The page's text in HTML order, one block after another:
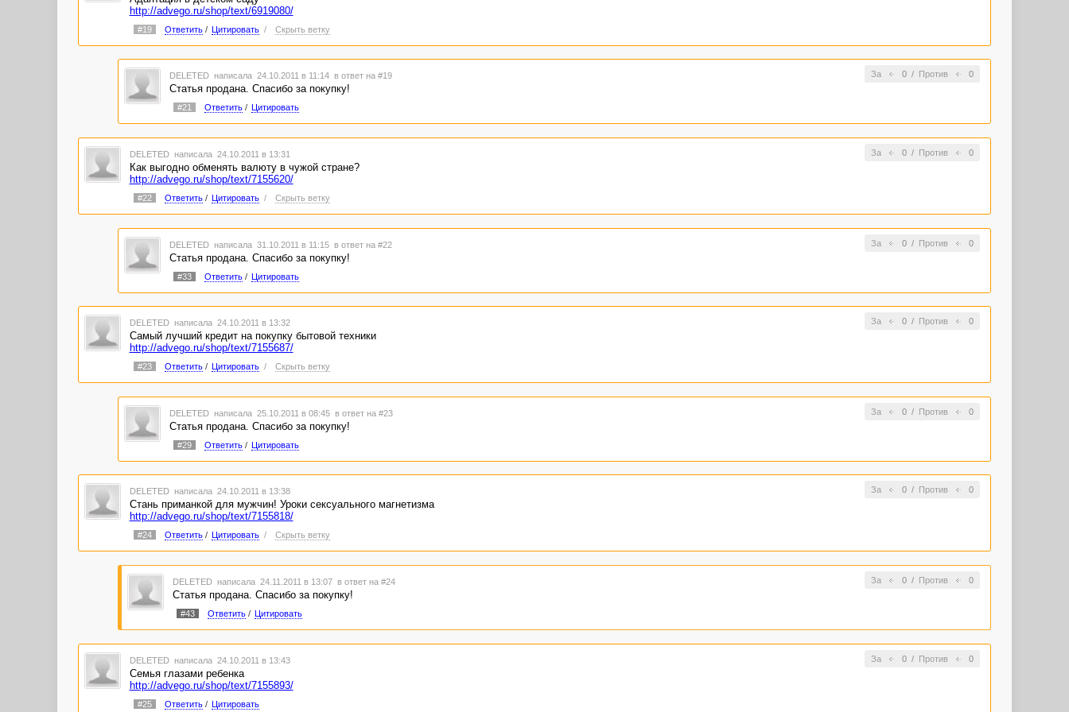
http://advego.ru/shop/text/6919080/
#19 Ответить/ Цитировать / Скрыть ветку
За 0/ Против 0
DELETED написала 24.10.2011 в 11:14 в ответ на #19
Статья продана. Спасибо за покупку!
#21 Ответить/ Цитировать
За 0/ Против 0
DELETED написала 24.10.2011 в 13:31
Как выгодно обменять валюту в чужой стране?
http://advego.ru/shop/text/7155620/
#22 Ответить/ Цитировать / Скрыть ветку
За 0/ Против 0
DELETED написала 31.10.2011 в 11:15 в ответ на #22
Статья продана. Спасибо за покупку!
#33 Ответить/ Цитировать
За 0/ Против 0
DELETED написала 24.10.2011 в 13:32
Самый лучший кредит на покупку бытовой техники
http://advego.ru/shop/text/7155687/
#23 Ответить/ Цитировать / Скрыть ветку
За 0/ Против 0
DELETED написала 25.10.2011 в 08:45 в ответ на #23
Статья продана. Спасибо за покупку!
#29 Ответить/ Цитировать
За 0/ Против 0
DELETED написала 24.10.2011 в 13:38
Стань приманкой для мужчин! Уроки сексуального магнетизма
http://advego.ru/shop/text/7155818/
#24 Ответить/ Цитировать / Скрыть ветку
За 0/ Против 0
DELETED написала 24.11.2011 в 13:07 в ответ на #24
Статья продана. Спасибо за покупку!
#43 Ответить/ Цитировать
За 0/ Против 0
DELETED написала 24.10.2011 в 13:43
Семья глазами ребенка
http://advego.ru/shop/text/7155893/
#25 Ответить/ Цитировать